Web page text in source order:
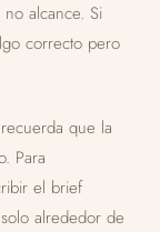
alcance. Si
correcto pero
recuerda que la
Para
el brief
alrededor de